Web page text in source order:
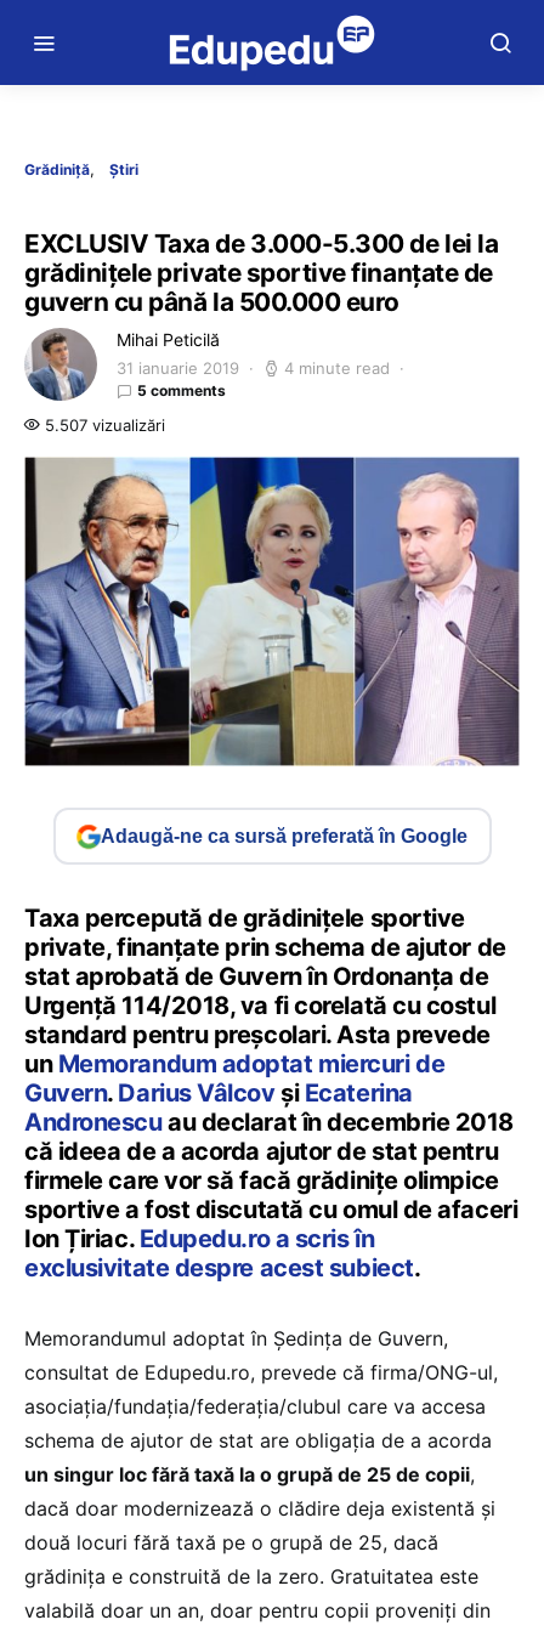
Grădiniță Știri
EXCLUSIV Taxa de 3.000-5.300 de lei la
grădinițele private sportive finanțate de
guvern cu până la 500.000 euro
Mihai Peticilă
31 ianuarie 2019 4 minute read
5 comments
5.507 vizualizări
Adaugă-ne ca sursă preferată în Google
Taxa percepută de grădinițele sportive
private, finanțate prin schema de ajutor de
stat aprobată de Guvern în Ordonanța de
Urgență 114/2018, va fi corelată cu costul
standard pentru preșcolari. Asta prevede
un Memorandum adoptat miercuri de
Guvern. Darius Vâlcovși Ecaterina
Andronescuau declarat în decembrie 2018
că ideea de a acorda ajutor de stat pentru
firmele care vor să facă grădinițe olimpice
sportive a fost discutată cu omul de afaceri
Ion Țiriac. Edupedu.ro a scris în
exclusivitate despre acest subiect.
Memorandumul adoptat în Ședința de Guvern,
consultat de Edupedu.ro, prevede că firma/ONG-ul,
asociația/fundația/federația/clubul care va accesa
schema de ajutor de stat are obligația de a acorda
un singur loc fără taxă la o grupă de 25 de copii,
dacă doar modernizează o clădire deja existentă și
două locuri fără taxă pe o grupă de 25, dacă
grădinița e construită de la zero. Gratuitatea este
valabilă doar un an, doar pentru copii proveniți din